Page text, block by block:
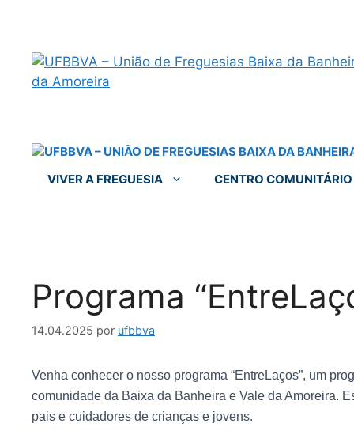
VIVER A FREGUESIA CENTRO COMUNITÁRIO
Programa
14.04.2025 por ufbbva
Venha conhecer o nosso programa “EntreLaços”, um
comunidade da Baixa da Banheira e Vale da Amoreira.
pais e cuidadores de crianças e jovens.